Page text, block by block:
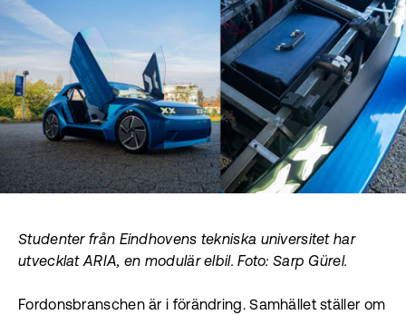
Studenter från Eindhovens tekniska universitet har
utvecklat ARIA, en modulär elbil. Foto: Sarp Gürel.
Fordonsbranschen är i förändring. Samhället ställer om